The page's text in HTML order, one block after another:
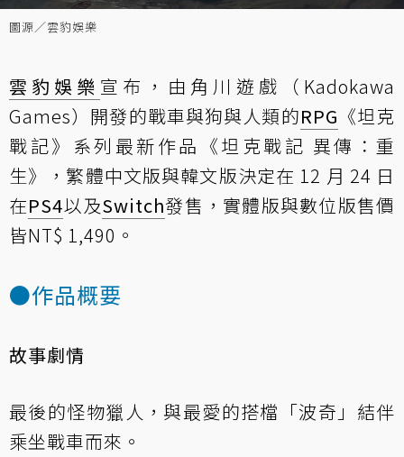
圖源／雲豹娛樂
雲豹娛樂 宣布，由角川遊戲（Kadokawa
Games）開發的戰車與狗與人類的RPG 《坦克
戰記》系列最新作品《坦克戰記 異傳：重
生》，繁體中文版與韓文版決定在 12 月 24 日
在PS4以及Switch發售，實體版與數位版售價
皆NT$ 1,490。
●作品概要
故事劇情
最後的怪物獵人，與最愛的搭檔「波奇」結伴
乘坐戰車而來。